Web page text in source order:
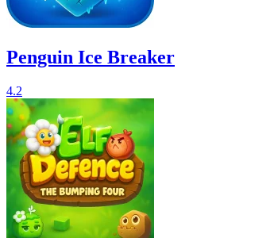
Penguin Ice Breaker
4.2